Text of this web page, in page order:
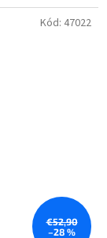
€52,90
–28 %
Kód: 47022